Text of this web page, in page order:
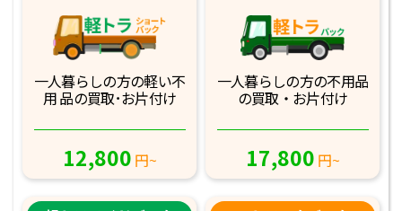
一人暮らしの方の軽い不
用 品の買取･お片付け
12,800 円~
一人暮らしの方の不用品
の買取・お片付け
17,800 円~